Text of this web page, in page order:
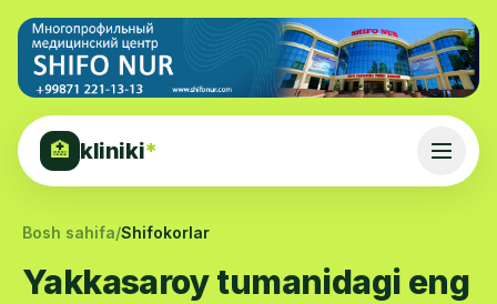
🏥 kliniki*
Bosh sahifa/Shifokorlar
Yakkasaroy tumanidagi eng